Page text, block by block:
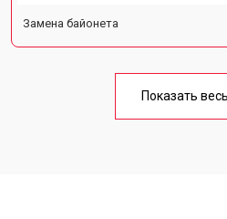
Замена байонета
Показать